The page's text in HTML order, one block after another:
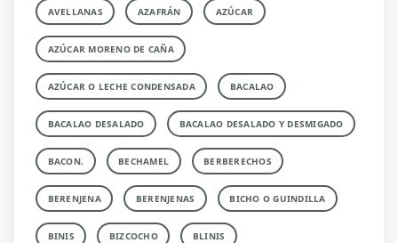
AVELLANAS AZAFRÁN AZÚCAR
AZÚCAR MORENO DE CAÑA
AZÚCAR O LECHE CONDENSADA BACALAO
BACALAO DESALADO BACALAO DESALADO Y DESMIGADO
BACON. BECHAMEL BERBERECHOS
BERENJENA BERENJENAS BICHO O GUINDILLA
BINIS BIZCOCHO BLINIS